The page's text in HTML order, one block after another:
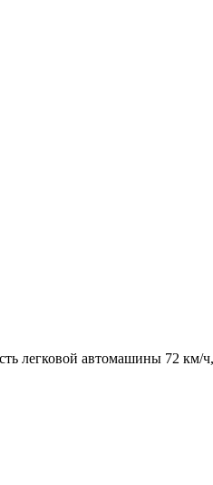
легковой автомашины 72